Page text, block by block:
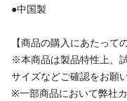
●中国製
【商品の購入にあたって
※本商品は製品特性上、
サイズなどご確認をお願
※一部商品において弊社